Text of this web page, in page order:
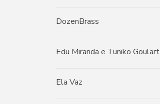
DozenBrass
Edu Miranda e Tuniko Goulart
Ela Vaz